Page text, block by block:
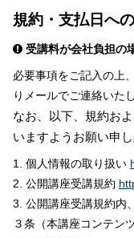
規約・支払日へ
受講料が会社負担の
必要事項をご記入の上
りメールでご連絡いた
なお、以下、規約お
いますようお願い申し
1. 個人情報の取り扱い
2. 公開講座受講規約
3. 公開講座受講規約内
３条（本講座コンテン